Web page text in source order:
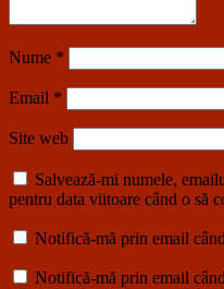
Nume *
Email *
Site web
Salvează-mi numele,
pentru data viitoare când o să
Notifică-mă prin email
Notifică-mă prin email